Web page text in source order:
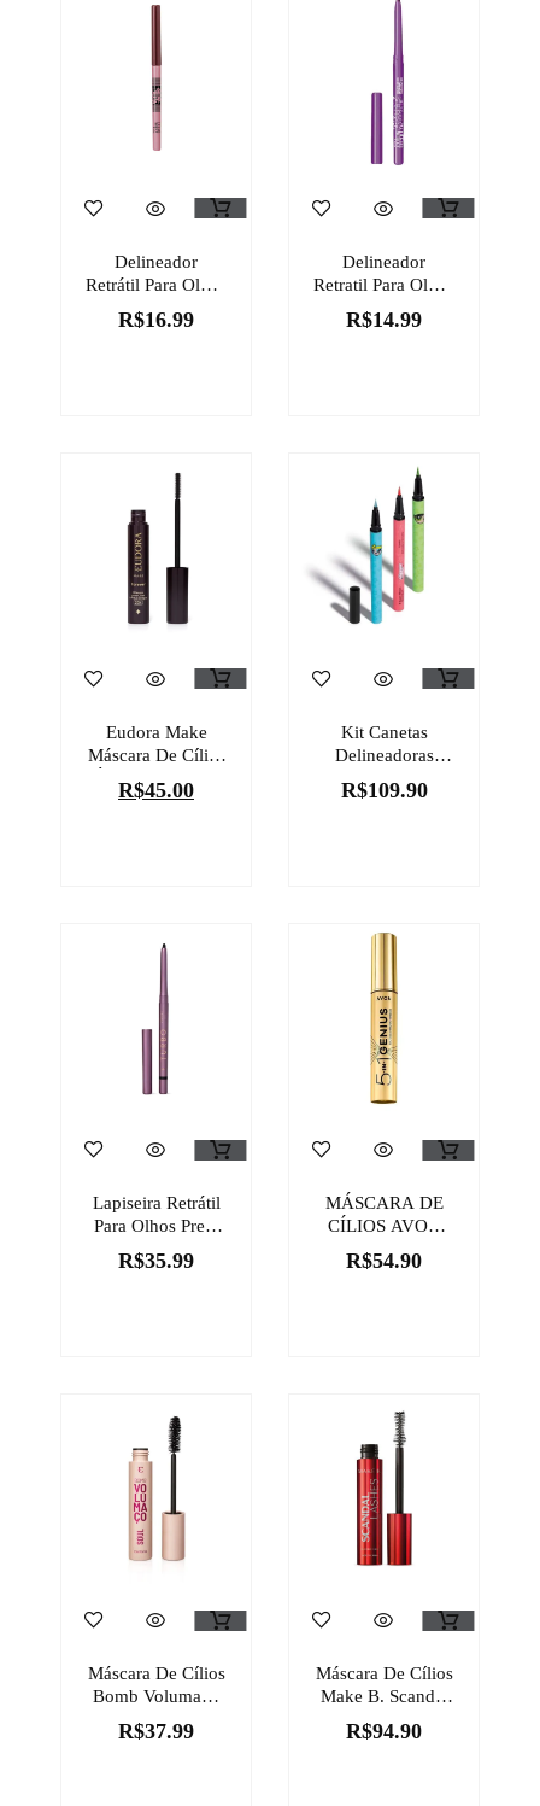
Delineador
Retrátil Para Olhos
Coleção Disney –
Sofisticado
R$16.99
Delineador
Retratil Para Olhos
Zodíaco Mystical
Vibes 0,35g
R$14.99
Eudora Make
Máscara De Cílios
À Prova D’água
Forever 8g
R$45.00
Kit Canetas
Delineadoras
Livre E
Determinadas
R$109.90
Lapiseira Retrátil
Para Olhos Preta
Turbo SOUL
300mg
R$35.99
MÁSCARA DE
CÍLIOS AVON
GENIUS
MULTIBENEFÍCIOS
R$54.90
Máscara De Cílios
Bomb Volumaço
Soul 10g
R$37.99
Máscara De Cílios
Make B. Scandal
Lashes 10g
R$94.90